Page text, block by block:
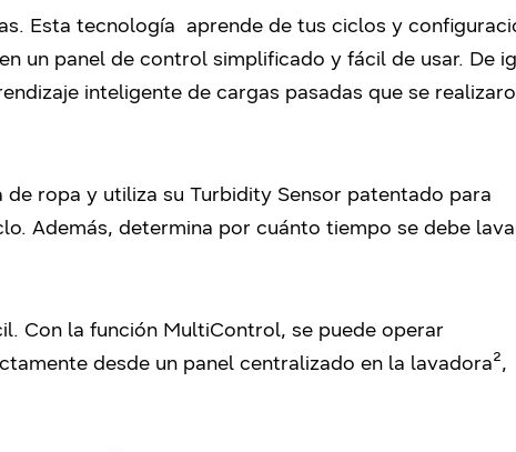
Esta tecnología aprende de tus ciclos y
un panel de control simplificado y fácil de usar. De
inteligente de cargas pasadas que se
ropa y utiliza su Turbidity Sensor patentado para
Además, determina por cuánto tiempo se debe
Con la función MultiControl, se puede operar
desde un panel centralizado en la lavadora²,